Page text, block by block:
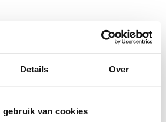
Details Over
gebruik van cookies